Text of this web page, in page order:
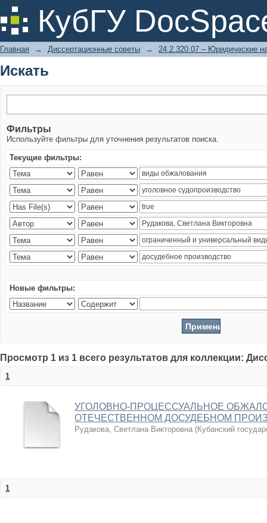
КубГУ
Искать
Главная → Диссертационные советы → 24.2.320.07 – Юридические
Искать
Фильтры
Используйте фильтры для уточнения результатов поиска.
Текущие фильтры:
Новые фильтры:
Просмотр 1 из 1 всего результатов для коллекции:
1
УГОЛОВНО-ПРОЦЕССУАЛЬНОЕ
ОТЕЧЕСТВЕННОМ ДОСУДЕБНОМ
Рудакова, Светлана Викторовна (Кубанский
1